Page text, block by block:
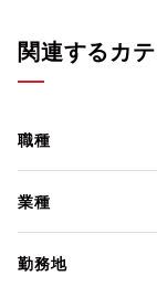
関連するカ
職種
業種
勤務地